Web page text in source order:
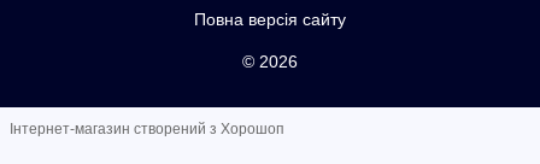
Повна версія сайту
© 2026
Інтернет-магазин створений з Хорошоп